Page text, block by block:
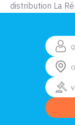
distribution La